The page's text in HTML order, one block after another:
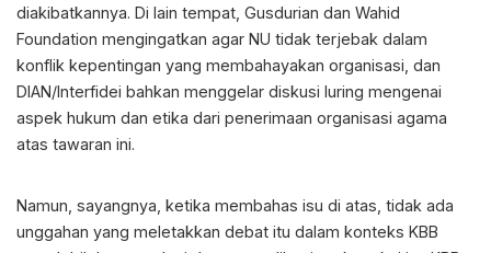
diakibatkannya. Di lain tempat, Gusdurian dan Wahid
Foundation mengingatkan agar NU tidak terjebak dalam
konflik kepentingan yang membahayakan organisasi, dan
DIAN/Interfidei bahkan menggelar diskusi luring mengenai
aspek hukum dan etika dari penerimaan organisasi agama
atas tawaran ini.
Namun, sayangnya, ketika membahas isu di atas, tidak ada
unggahan yang meletakkan debat itu dalam konteks KBB